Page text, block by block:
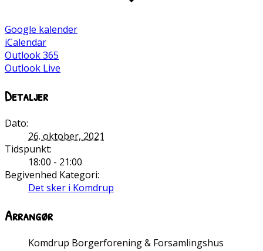
Google kalender
iCalendar
Outlook 365
Outlook Live
Detaljer
Dato:
26. oktober, 2021
Tidspunkt:
18:00 - 21:00
Begivenhed Kategori:
Det sker i Komdrup
Arrangør
Komdrup Borgerforening & Forsamlingshus